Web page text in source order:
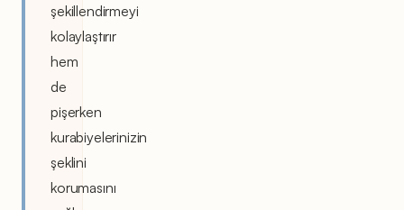
şekillendirmeyi
kolaylaştırır
hem
de
pişerken
kurabiyelerinizin
şeklini
korumasını